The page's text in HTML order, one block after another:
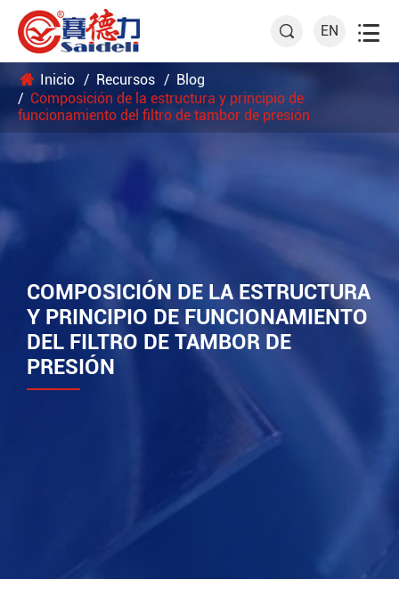
 EN 
Inicio Recursos
Blog
Composición de la estructura y principio de
funcionamiento del filtro de tambor de presión
COMPOSICIÓN DE LA ESTRUCTURA
Y PRINCIPIO DE FUNCIONAMIENTO
DEL FILTRO DE TAMBOR DE
PRESIÓN